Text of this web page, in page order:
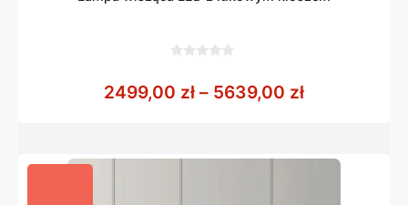
5
2499,00 zł – 5639,00 złZakres cen: